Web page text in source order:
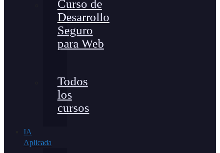
Curso de
Desarrollo
Seguro
para Web
Todos
los
cursos
IA
Aplicada